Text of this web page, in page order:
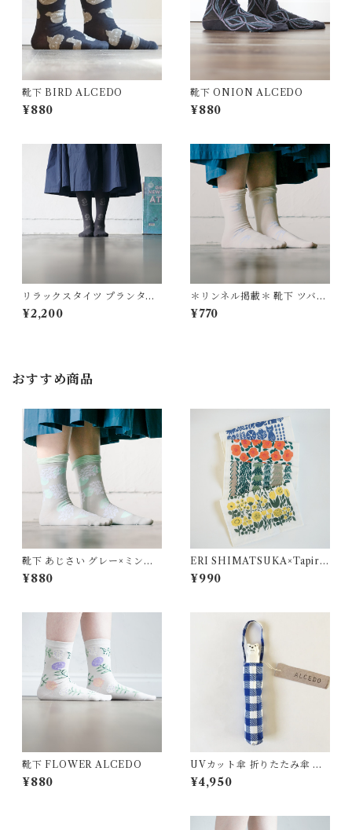
靴下 BIRD ALCEDO
¥880
靴下 ONION ALCEDO
¥880
リラックスタイツ プランター
チャコール ウエストゴム調節
ALCEDO152009
¥2,200
＊リンネル掲載＊ 靴下 ツバメ
柄 アイボリー swallow 15402
0 ALCEDO
¥770
おすすめ商品
靴下 あじさい グレー×ミント
グリーン 154018 ALCEDO
¥880
ERI SHIMATSUKA×Tapiro
k かや生地ふきん
¥990
靴下 FLOWER ALCEDO
¥880
UVカット傘 折りたたみ傘 チ
ェック 木彫り動物 うさぎ しろ
くま くろねこ
¥4,950